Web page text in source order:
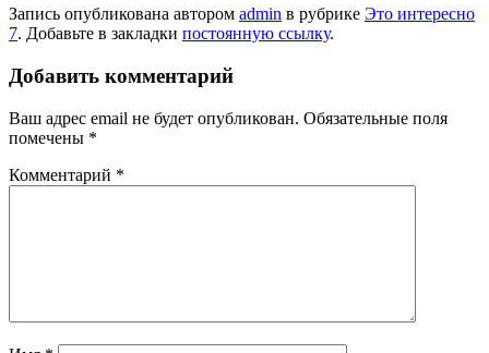
Запись опубликована автором admin в рубрике Это интересно
7. Добавьте в закладки постоянную ссылку.
Добавить комментарий
Ваш адрес email не будет опубликован. Обязательные поля
помечены *
Комментарий *